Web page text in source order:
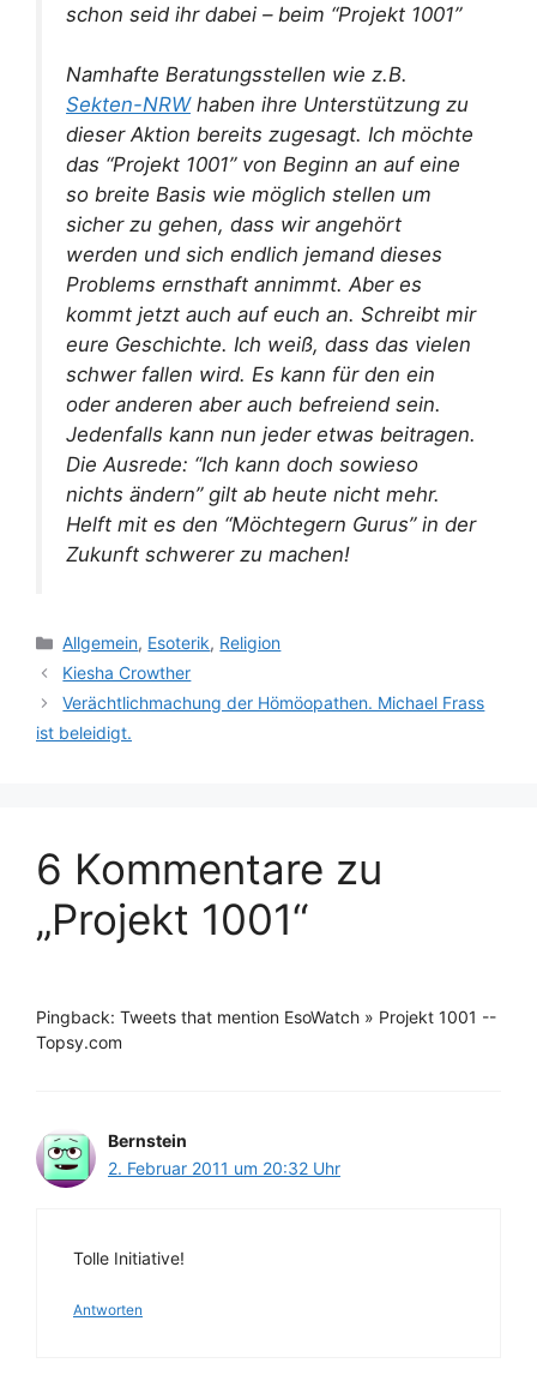
schon seid ihr dabei – beim “Projekt 1001”
Namhafte Beratungsstellen wie z.B.
Sekten-NRWhaben ihre Unterstützung zu
dieser Aktion bereits zugesagt. Ich möchte
das “Projekt 1001” von Beginn an auf eine
so breite Basis wie möglich stellen um
sicher zu gehen, dass wir angehört
werden und sich endlich jemand dieses
Problems ernsthaft annimmt. Aber es
kommt jetzt auch auf euch an. Schreibt mir
eure Geschichte. Ich weiß, dass das vielen
schwer fallen wird. Es kann für den ein
oder anderen aber auch befreiend sein.
Jedenfalls kann nun jeder etwas beitragen.
Die Ausrede: “Ich kann doch sowieso
nichts ändern” gilt ab heute nicht mehr.
Helft mit es den “Möchtegern Gurus” in der
Zukunft schwerer zu machen!
Kategorien
Allgemein, Esoterik, Religion
Kiesha Crowther
Verächtlichmachung der Hömöopathen. Michael Frass
ist beleidigt.
6 Kommentare zu
„Projekt 1001“
Pingback: Tweets that mention EsoWatch » Projekt 1001 --
Topsy.com
Bernstein
2. Februar 2011 um 20:32 Uhr
Tolle Initiative!
Antworten